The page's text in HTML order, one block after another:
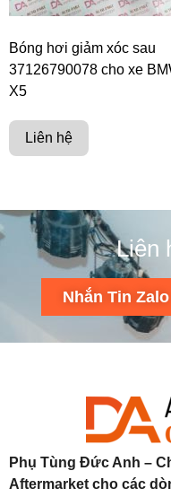
Bóng hơi giảm xóc sau
37126790078 cho xe
X5
Liên hệ
Liên
Nhắn Tin Zalo
Phụ Tùng Đức Anh –
Aftermarket cho các